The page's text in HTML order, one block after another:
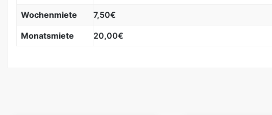
Wochenmiete 7,50€
Monatsmiete 20,00€